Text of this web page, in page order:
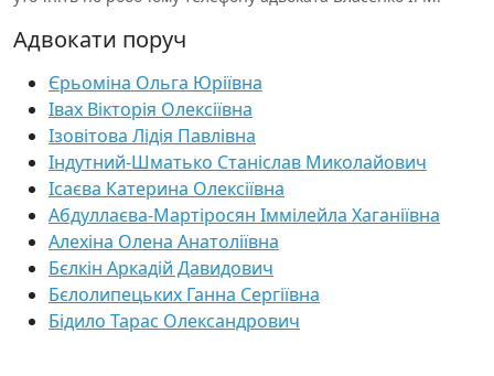
Адвокати поруч
Єрьоміна Ольга Юріївна
Івах Вікторія Олексіївна
Ізовітова Лідія Павлівна
Індутний-Шматько Станіслав Миколайович
Ісаєва Катерина Олексіївна
Абдуллаєва-Мартіросян Іммілейла Хаганіївна
Алехіна Олена Анатоліївна
Бєлкін Аркадій Давидович
Бєлолипецьких Ганна Сергіївна
Бідило Тарас Олександрович